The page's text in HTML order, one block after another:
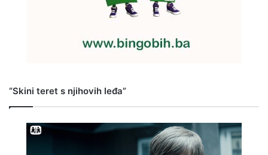
“Skini teret s njihovih leđa”